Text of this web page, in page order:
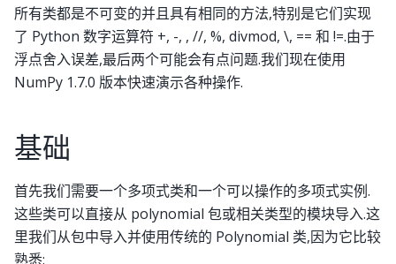
所有类都是不可变的并且具有相同的方法,特别是它们实现
了 Python 数字运算符 +, -, , //, %, divmod, \, == 和 !=.由于
浮点舍入误差,最后两个可能会有点问题.我们现在使用
NumPy 1.7.0 版本快速演示各种操作.
基础
首先我们需要一个多项式类和一个可以操作的多项式实例.
这些类可以直接从 polynomial 包或相关类型的模块导入.这
里我们从包中导入并使用传统的 Polynomial 类,因为它比较
熟悉: